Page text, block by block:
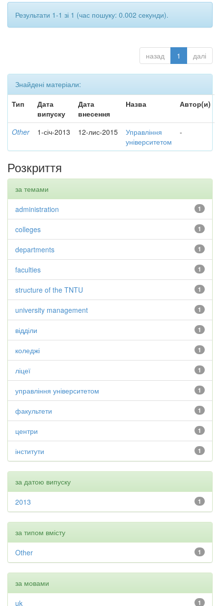
Результати 1-1 зі 1 (час пошуку: 0.002 секунди).
назад 1 далі
Знайдені матеріали:
Тип
Дата
випуску
Дата
внесення
Назва Автор(и)
Other 1-січ-2013 12-лис-2015
Управління
університетом
-
Розкриття
за темами
1
administration
1
colleges
1
departments
1
faculties
1
structure of the TNTU
1
university management
1
відділи
1
коледжі
1
ліцеї
1
управління університетом
1
факультети
1
центри
1
інститути
за датою випуску
1
2013
за типом вмісту
1
Other
за мовами
1
uk